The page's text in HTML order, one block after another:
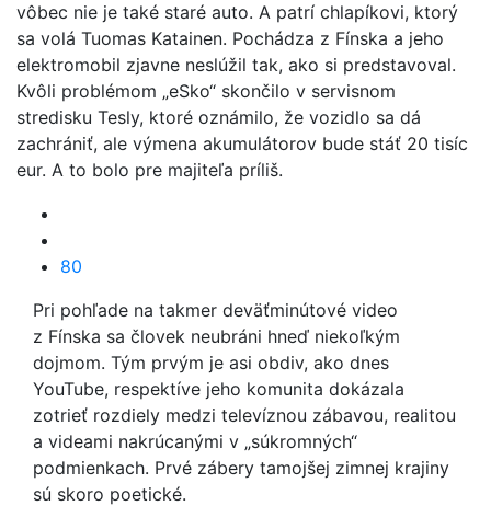
vôbec nie je také staré auto. A patrí chlapíkovi, ktorý
sa volá Tuomas Katainen. Pochádza z Fínska a jeho
elektromobil zjavne neslúžil tak, ako si predstavoval.
Kvôli problémom „eSko“ skončilo v servisnom
stredisku Tesly, ktoré oznámilo, že vozidlo sa dá
zachrániť, ale výmena akumulátorov bude stáť 20 tisíc
eur. A to bolo pre majiteľa príliš.
80
Pri pohľade na takmer deväťminútové video
z Fínska sa človek neubráni hneď niekoľkým
dojmom. Tým prvým je asi obdiv, ako dnes
YouTube, respektíve jeho komunita dokázala
zotrieť rozdiely medzi televíznou zábavou, realitou
a videami nakrúcanými v „súkromných“
podmienkach. Prvé zábery tamojšej zimnej krajiny
sú skoro poetické.